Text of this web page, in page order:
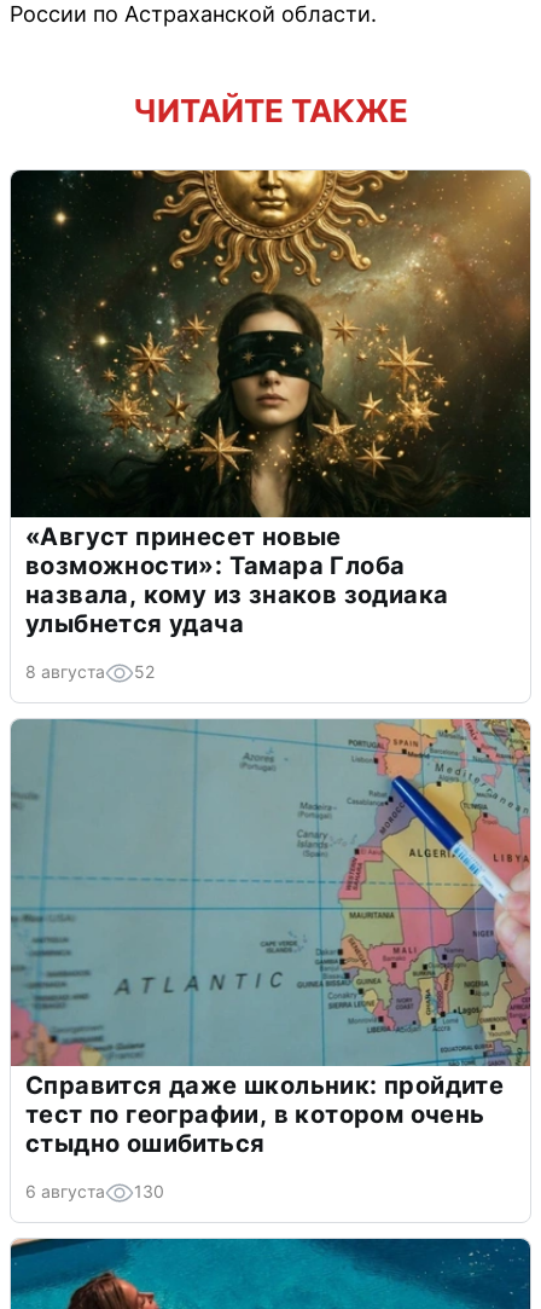
России по Астраханской области.
ЧИТАЙТЕ ТАКЖЕ
«Август принесет новые
возможности»: Тамара Глоба
назвала, кому из знаков зодиака
улыбнется удача
8 августа 52
Справится даже школьник: пройдите
тест по географии, в котором очень
стыдно ошибиться
6 августа 130